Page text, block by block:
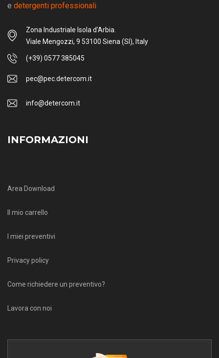
e detergenti professionali
Zona Industriale Isola d'Arbia.
Viale Mengozzi, 9 53100 Siena (SI), Italy
(+39) 0577 385045
pec@pec.detercom.it
info@detercom.it
INFORMAZIONI
Area Download
Il mio carrello
I miei preventivi
Privacy policy
Come richiedere un preventivo?
Lavora con noi